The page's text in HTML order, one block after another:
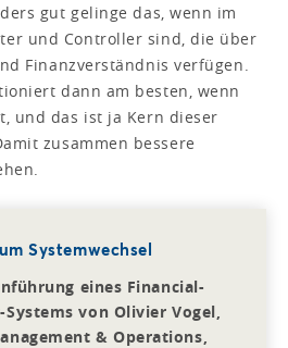
gut gelinge das, wenn im
und Controller sind, die über
Finanzverständnis verfügen.
dann am besten, wenn
und das ist ja Kern dieser
zusammen bessere
Systemwechsel
eines Financial-
von Olivier Vogel,
& Operations,